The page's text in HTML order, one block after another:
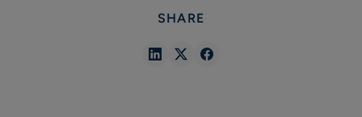
SHARE
ShareShareShare